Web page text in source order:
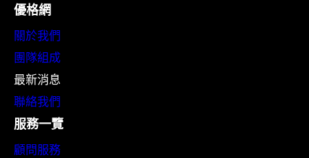
優格網
關於我們
團隊組成
最新消息
聯絡我們
服務一覽
顧問服務